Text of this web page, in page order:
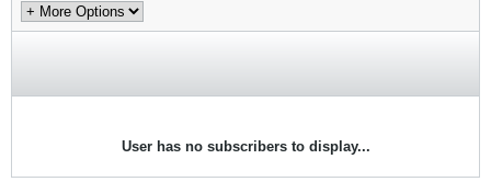
User has no subscribers to display...